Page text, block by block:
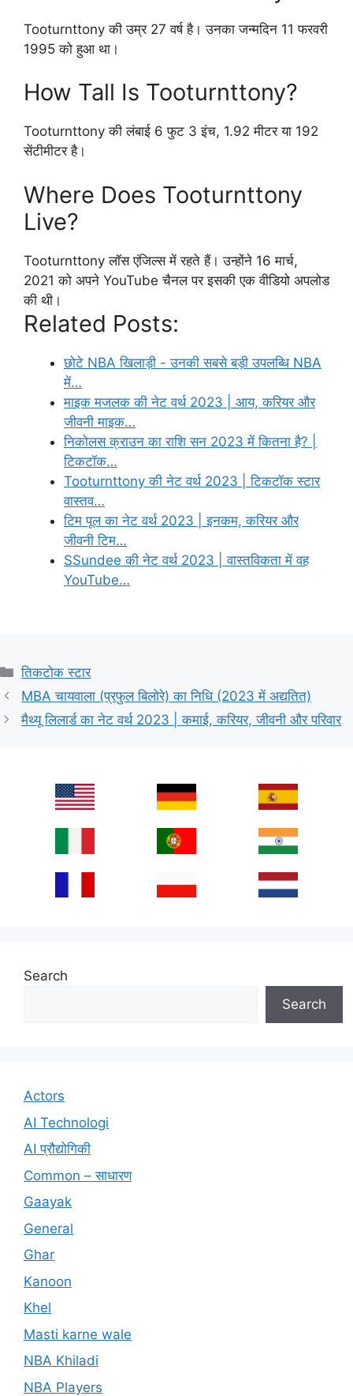
Tooturnttony की उम्र 27 वर्ष है। उनका जन्मदिन 11 फरवरी
1995 को हुआ था।
How Tall Is Tooturnttony?
Tooturnttony की लंबाई 6 फुट 3 इंच, 1.92 मीटर या 192
सेंटीमीटर है।
Where Does Tooturnttony
Live?
Tooturnttony लॉस एंजिल्स में रहते हैं। उन्होंने 16 मार्च,
2021 को अपने YouTube चैनल पर इसकी एक वीडियो अपलोड
की थी।
Related Posts:
छोटे NBA खिलाड़ी - उनकी सबसे बड़ी उपलब्धि NBA
में…
माइक मजलक की नेट वर्थ 2023 | आय, करियर और
जीवनी माइक…
निकोलस क्राउन का राशि सन 2023 में कितना है? |
टिकटॉक…
Tooturnttony की नेट वर्थ 2023 | टिकटॉक स्टार
वास्तव…
टिम पूल का नेट वर्थ 2023 | इनकम, करियर और
जीवनी टिम…
SSundee की नेट वर्थ 2023 | वास्तविकता में वह
YouTube…
Categories
तिकटोक स्टार
MBA चायवाला (प्रफुल बिलोरे) का निधि (2023 में अद्यतित)
मैथ्यू लिलार्ड का नेट वर्थ 2023 | कमाई, करियर, जीवनी और परिवार
Search
Search
Actors
AI Technologi
AI प्रौद्योगिकी
Common – साधारण
Gaayak
General
Ghar
Kanoon
Khel
Masti karne wale
NBA Khiladi
NBA Players